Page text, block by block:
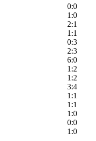
0:0
1:0
2:1
1:1
0:3
2:3
6:0
1:2
1:2
3:4
1:1
1:1
1:0
0:0
1:0